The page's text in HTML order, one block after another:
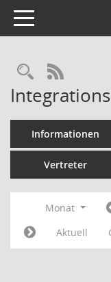
Toggle navigation
RSS-
Informationen
Vertreter
Monat
Aktuell